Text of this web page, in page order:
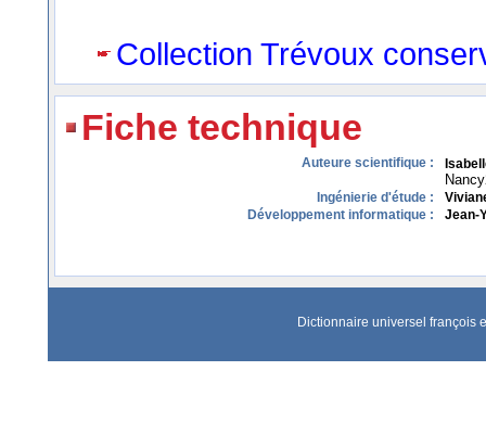
Collection Trévoux
Fiche technique
Auteure scientifique :
Ingénierie d'étude :
Développement informatique :
Jean-
Dictionnaire universel françois